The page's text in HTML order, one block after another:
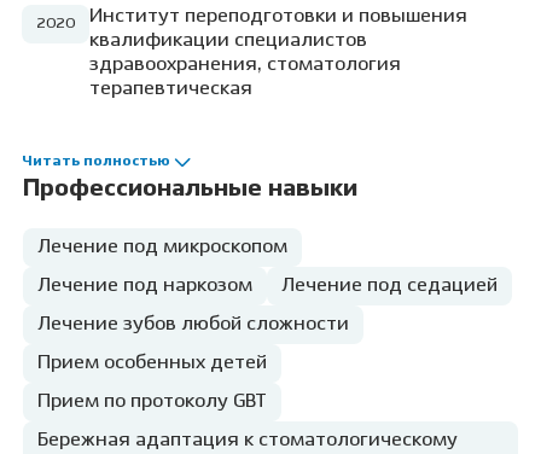
2020
Институт переподготовки и повышения
квалификации специалистов
здравоохранения, стоматология
терапевтическая
Читать полностью
Профессиональные навыки
Лечение под микроскопом
Лечение под наркозом Лечение под седацией
Лечение зубов любой сложности
Прием особенных детей
Прием по протоколу GBT
Бережная адаптация к стоматологическому